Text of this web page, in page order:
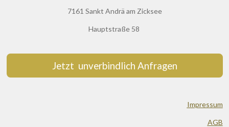
7161 Sankt Andrä am Zicksee
Hauptstraße 58
Jetzt unverbindlich Anfragen
Impressum
AGB